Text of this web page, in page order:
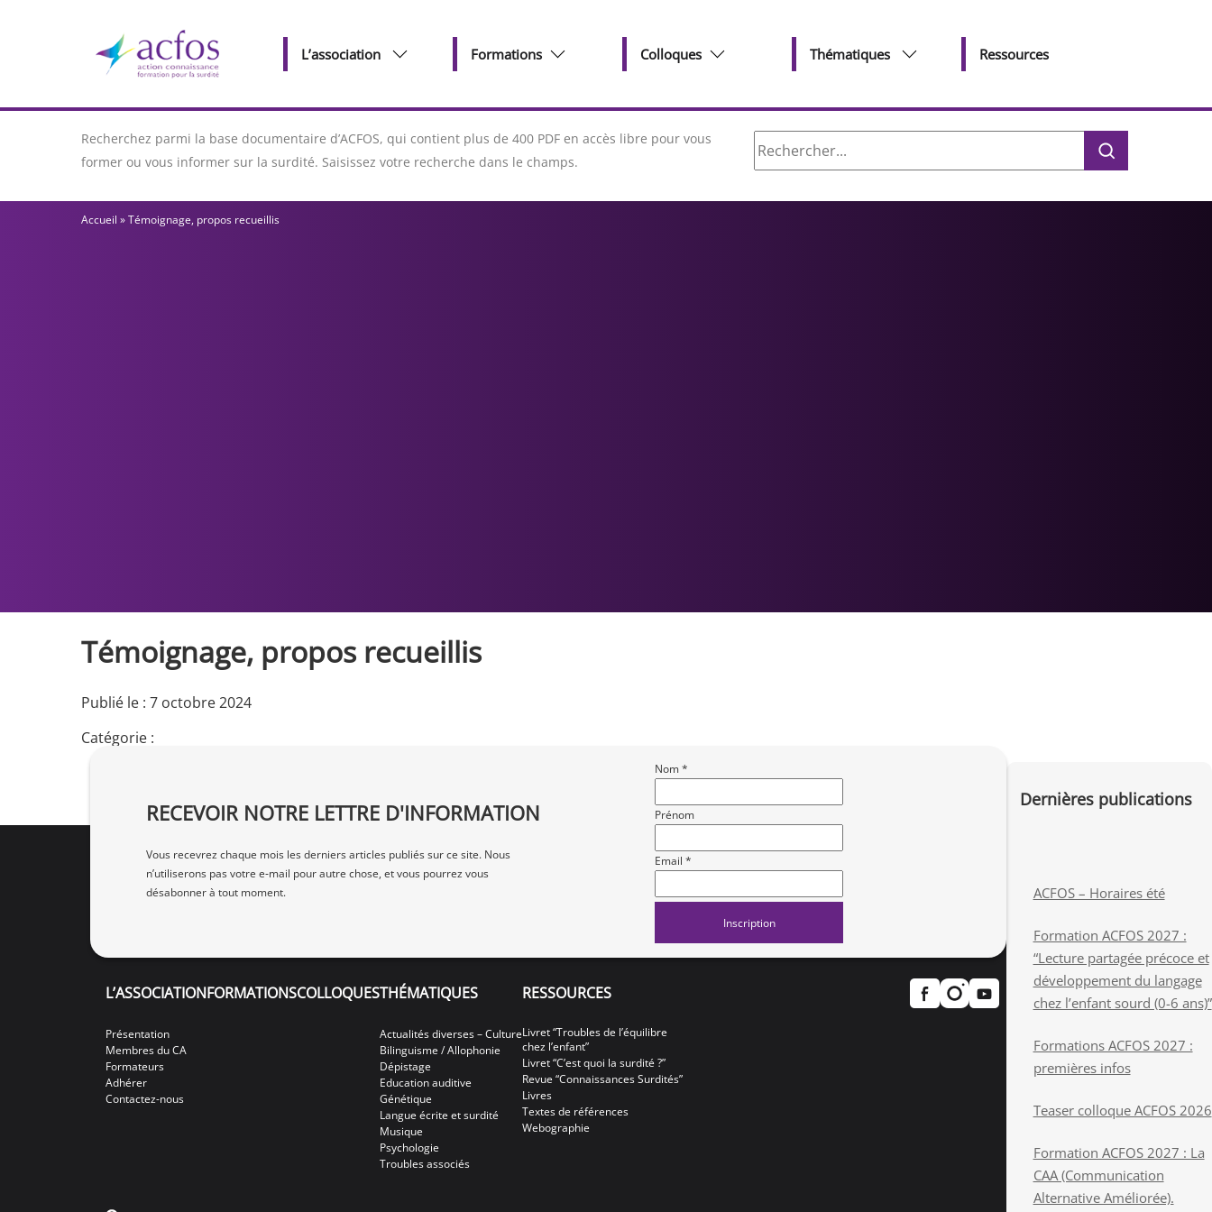
L’association Formations Colloques Thématiques Ressources
Recherchez parmi la base documentaire d’ACFOS, qui contient plus de 400 PDF en accès libre pour vous
former ou vous informer sur la surdité. Saisissez votre recherche dans le champs.
Rechercher :
Accueil »Témoignage, propos recueillis
Témoignage, propos recueillis
Publié le : 7 octobre 2024
Catégorie :
Dernières publications
ACFOS – Horaires été
Formation ACFOS 2027 :
“Lecture partagée précoce et
développement du langage
chez l’enfant sourd (0-6 ans)”
Formations ACFOS 2027 :
premières infos
Teaser colloque ACFOS 2026
Formation ACFOS 2027 : La
CAA (Communication
Alternative Améliorée).
RECEVOIR NOTRE LETTRE D'INFORMATION
Vous recevrez chaque mois les derniers articles publiés sur ce site. Nous
n’utiliserons pas votre e‑mail pour autre chose, et vous pourrez vous
désabonner à tout moment.
Nom *
Prénom
Email *
L’ASSOCIATION
Présentation
Membres du CA
Formateurs
Adhérer
Contactez-nous
FORMATIONSCOLLOQUESTHÉMATIQUES
Actualités diverses – Culture
Bilinguisme / Allophonie
Dépistage
Education auditive
Génétique
Langue écrite et surdité
Musique
Psychologie
Troubles associés
RESSOURCES
Livret “Troubles de l’équilibre
chez l’enfant”
Livret “C’est quoi la surdité ?”
Revue “Connaissances Surdités”
Livres
Textes de références
Webographie